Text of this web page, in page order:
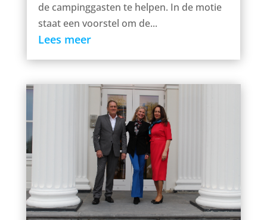
de campinggasten te helpen. In de motie
staat een voorstel om de...
Lees meer